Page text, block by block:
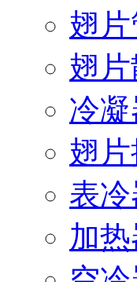
翅片
翅
冷凝
翅
表冷
加热